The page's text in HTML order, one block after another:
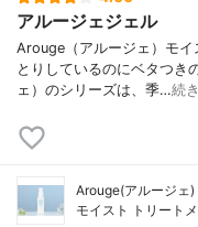
アルージェジェル
Arouge（アルージェ）モ
とりしているのにベタつき
ェ）のシリーズは、季…続
Arouge(アルージェ)
モイスト トリート